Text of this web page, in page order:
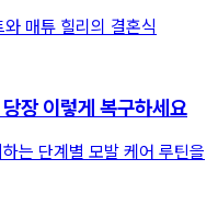
장 이렇게 복구하세요
는 단계별 모발 케어 루틴을